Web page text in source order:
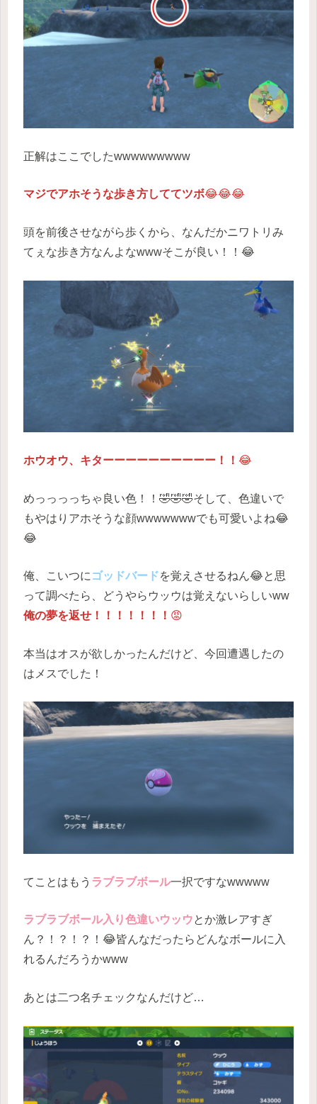
正解はここでしたwwwwwwwww
マジでアホそうな歩き方しててツボ😂😂😂
頭を前後させながら歩くから、なんだかニワトリみ
てぇな歩き方なんよなwwwそこが良い！！😂
ホウオウ、キターーーーーーーーーー！！ 😂
めっっっっちゃ良い色！！🤣🤣🤣そして、色違いで
もやはりアホそうな顔wwwwwwwでも可愛いよね😂
😂
俺、こいつに ゴッドバードを覚えさせるねん😂と思
って調べたら、どうやらウッウは覚えないらしいww
俺の夢を返せ！！！！！！！ 😡
本当はオスが欲しかったんだけど、今回遭遇したの
はメスでした！
てことはもう ラブラブボール一択ですなwwwww
ラブラブボール入り色違いウッウとか激レアすぎ
ん？！？！？！😂皆んなだったらどんなボールに入
れるんだろうかwww
あとは二つ名チェックなんだけど…